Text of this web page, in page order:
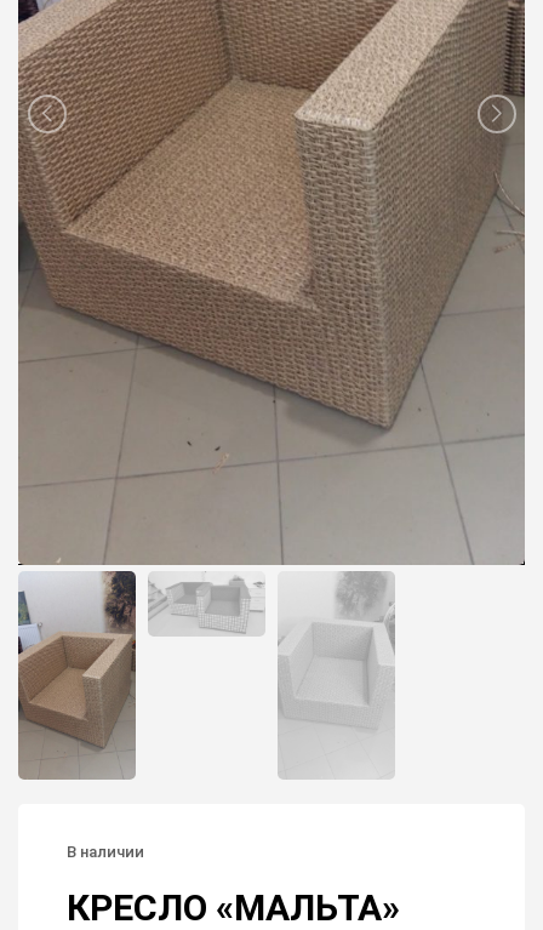
В наличии
КРЕСЛО «МАЛЬТА»